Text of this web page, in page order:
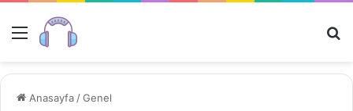
Menü
Anasayfa /Genel